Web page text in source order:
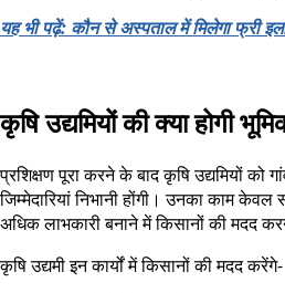
यह भी पढ़ें: कौन से अस्पताल में मिलेगा फ्री
कृषि उद्यमियों की क्या होगी
प्रशिक्षण पूरा करने के बाद कृषि उद्यमियों को
जिम्मेदारियां निभानी होंगी। उनका काम केवल
अधिक लाभकारी बनाने में किसानों की मदद
कृषि उद्यमी इन कार्यों में किसानों की मदद करेंगे-